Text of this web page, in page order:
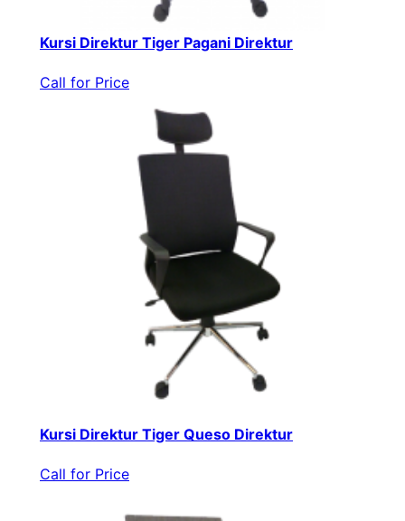
Kursi Direktur Tiger Pagani Direktur
Call for Price
Kursi Direktur Tiger Queso Direktur
Call for Price